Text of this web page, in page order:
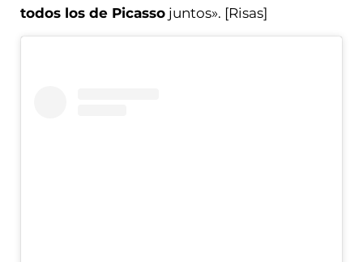
todos los de Picasso juntos». [Risas]